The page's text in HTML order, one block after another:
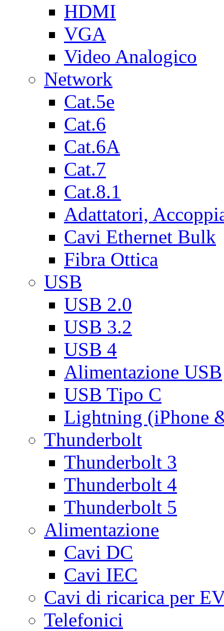
HDMI
VGA
Video Analogico
Network
Cat.5e
Cat.6
Cat.6A
Cat.7
Cat.8.1
Adattatori,
Cavi Ethernet Bulk
Fibra Ottica
USB
USB 2.0
USB 3.2
USB 4
Alimentazione USB
USB Tipo C
Lightning (iPhone
Thunderbolt
Thunderbolt 3
Thunderbolt 4
Thunderbolt 5
Alimentazione
Cavi DC
Cavi IEC
Cavi di ricarica per
Telefonici